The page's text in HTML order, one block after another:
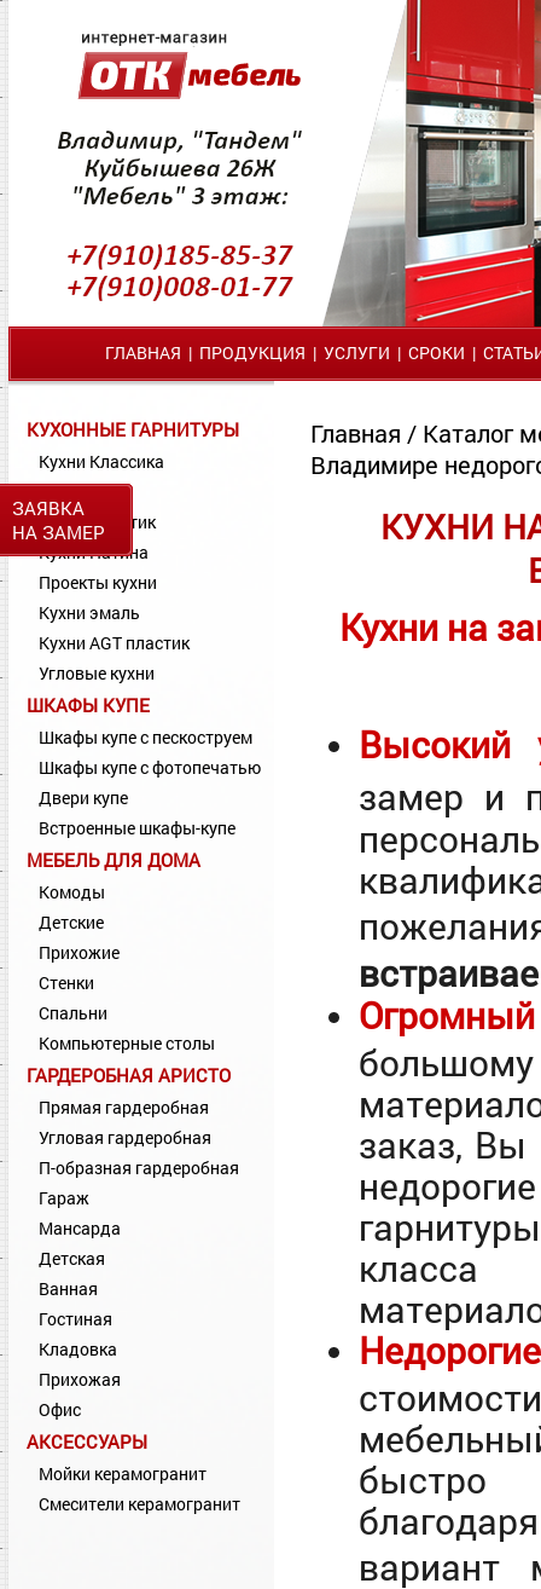
ЗАЯВКА
НА ЗАМЕР
ГЛАВНАЯ | ПРОДУКЦИЯ | УСЛУГИ | СРОКИ |
КУХОННЫЕ ГАРНИТУРЫ
Кухни Классика
Кухни МДФ
Кухни Пластик
Кухни Патина
Проекты кухни
Кухни эмаль
Кухни AGT пластик
Угловые кухни
ШКАФЫ КУПЕ
Шкафы купе с пескоструем
Шкафы купе с фотопечатью
Двери купе
Встроенные шкафы-купе
МЕБЕЛЬ ДЛЯ ДОМА
Комоды
Детские
Прихожие
Стенки
Спальни
Компьютерные столы
ГАРДЕРОБНАЯ АРИСТО
Прямая гардеробная
Угловая гардеробная
П-образная гардеробная
Гараж
Мансарда
Детская
Ванная
Гостиная
Кладовка
Прихожая
Офис
АКСЕССУАРЫ
Мойки керамогранит
Смесители керамогранит
Главная / Каталог
Владимире
КУХНИ
Кухни на
Высокий
замер и
заказ, Вы
класса
быстро
вариант